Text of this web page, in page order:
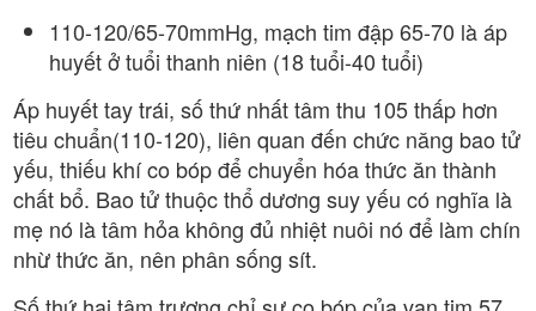
110-120/65-70mmHg, mạch tim đập 65-70 là áp
huyết ở tuổi thanh niên (18 tuổi-40 tuổi)
Áp huyết tay trái, số thứ nhất tâm thu 105 thấp hơn
tiêu chuẩn(110-120), liên quan đến chức năng bao tử
yếu, thiếu khí co bóp để chuyển hóa thức ăn thành
chất bổ. Bao tử thuộc thổ dương suy yếu có nghĩa là
mẹ nó là tâm hỏa không đủ nhiệt nuôi nó để làm chín
nhừ thức ăn, nên phân sống sít.